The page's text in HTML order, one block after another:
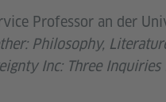
Professor an der
Philosophy,
Inc: Three